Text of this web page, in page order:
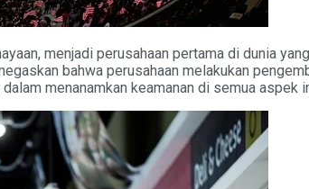
menjadi perusahaan pertama di dunia
bahwa perusahaan melakukan
menanamkan keamanan di semua aspek